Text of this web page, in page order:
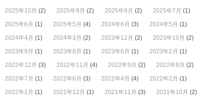
2025年10月 (2) 2025年9月 (2) 2025年8月 (2) 2025年7月 (1)
2025年6月 (1) 2025年5月 (4) 2024年6月 (3) 2024年5月 (1)
2024年4月 (1) 2024年3月 (2) 2023年12月 (2) 2023年10月 (2)
2023年9月 (1) 2023年8月 (1) 2023年6月 (1) 2023年2月 (1)
2022年12月 (3) 2022年11月 (4) 2022年9月 (2) 2022年8月 (2)
2022年7月 (1) 2022年6月 (3) 2022年4月 (4) 2022年2月 (1)
2022年1月 (1) 2021年12月 (1) 2021年11月 (3) 2021年10月 (2)